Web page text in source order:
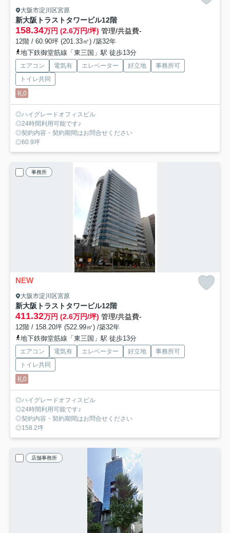
大阪市淀川区宮原
新大阪トラストタワービル12階
158.34万円 (2.6万円/坪) 管理/共益費-
12階 / 60.90坪 (201.33㎡) /築32年
地下鉄御堂筋線「東三国」駅 徒歩13分
エアコン 電気有 エレベーター 好立地
事務所可
トイレ共同
礼0
◎ハイグレードオフィスビル
◎24時間利用可能です♪
◎契約内容・契約期間はお問合せください
◎60.9坪
事務所
NEW
大阪市淀川区宮原
新大阪トラストタワービル12階
411.32万円 (2.6万円/坪) 管理/共益費-
12階 / 158.20坪 (522.99㎡) /築32年
地下鉄御堂筋線「東三国」駅 徒歩13分
エアコン 電気有 エレベーター 好立地
事務所可
トイレ共同
礼0
◎ハイグレードオフィスビル
◎24時間利用可能です♪
◎契約内容・契約期間はお問合せください
◎158.2坪
店舗事務所